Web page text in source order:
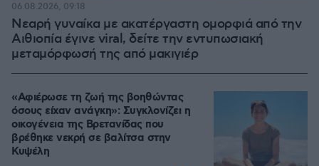
Νεαρή γυναίκα με ακατέργαστη ομορφιά από την
Αιθιοπία έγινε viral, δείτε την εντυπωσιακή
μεταμόρφωσή της από μακιγιέρ
06.08.2026, 09:18
«Αφιέρωσε τη ζωή της βοηθώντας
όσους είχαν ανάγκη»: Συγκλονίζει η
οικογένεια της Βρετανίδας που
βρέθηκε νεκρή σε βαλίτσα στην
Κυψέλη